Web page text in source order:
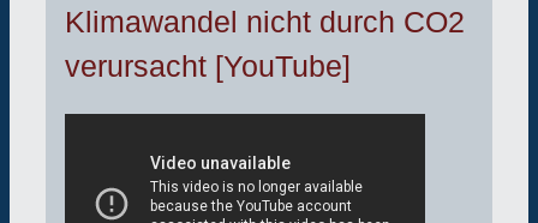
Klimawandel nicht durch CO2
verursacht [YouTube]